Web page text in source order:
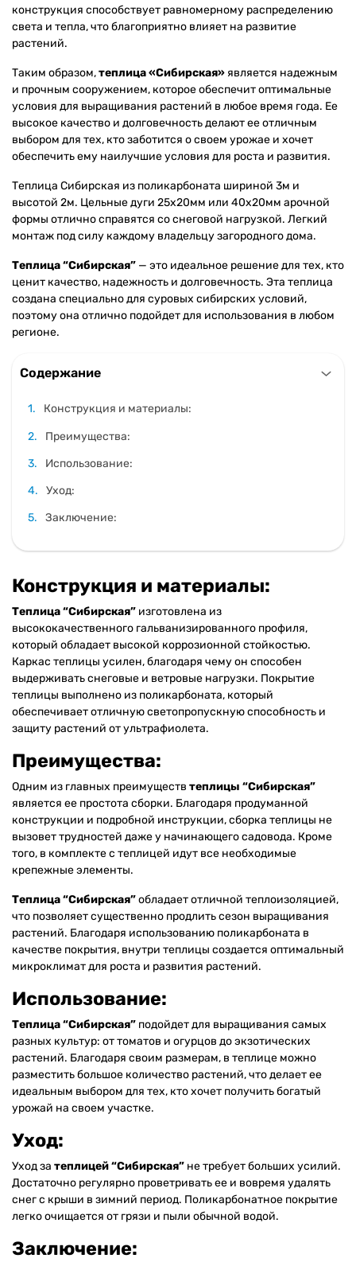
конструкция способствует равномерному распределению
света и тепла, что благоприятно влияет на развитие
растений.
Таким образом,теплица «Сибирская» является надежным
и прочным сооружением, которое обеспечит оптимальные
условия для выращивания растений в любое время года. Ее
высокое качество и долговечность делают ее отличным
выбором для тех, кто заботится о своем урожае и хочет
обеспечить ему наилучшие условия для роста и развития.
Теплица Сибирская из поликарбоната шириной 3м и
высотой 2м. Цельные дуги 25х20мм или 40х20мм арочной
формы отлично справятся со снеговой нагрузкой. Легкий
монтаж под силу каждому владельцу загородного дома.
Теплица “Сибирская” — это идеальное решение для тех, кто
ценит качество, надежность и долговечность. Эта теплица
создана специально для суровых сибирских условий,
поэтому она отлично подойдет для использования в любом
регионе.
Содержание
Конструкция и материалы:
Преимущества:
Использование:
Уход:
Заключение:
Конструкция и материалы:
Теплица “Сибирская” изготовлена из
высококачественного гальванизированного профиля,
который обладает высокой коррозионной стойкостью.
Каркас теплицы усилен, благодаря чему он способен
выдерживать снеговые и ветровые нагрузки. Покрытие
теплицы выполнено из поликарбоната, который
обеспечивает отличную светопропускную способность и
защиту растений от ультрафиолета.
Преимущества:
Одним из главных преимуществ теплицы “Сибирская”
является ее простота сборки. Благодаря продуманной
конструкции и подробной инструкции, сборка теплицы не
вызовет трудностей даже у начинающего садовода. Кроме
того, в комплекте с теплицей идут все необходимые
крепежные элементы.
Теплица “Сибирская”обладает отличной теплоизоляцией,
что позволяет существенно продлить сезон выращивания
растений. Благодаря использованию поликарбоната в
качестве покрытия, внутри теплицы создается оптимальный
микроклимат для роста и развития растений.
Использование:
Теплица “Сибирская” подойдет для выращивания самых
разных культур: от томатов и огурцов до экзотических
растений. Благодаря своим размерам, в теплице можно
разместить большое количество растений, что делает ее
идеальным выбором для тех, кто хочет получить богатый
урожай на своем участке.
Уход:
Уход за теплицей “Сибирская” не требует больших усилий.
Достаточно регулярно проветривать ее и вовремя удалять
снег с крыши в зимний период. Поликарбонатное покрытие
легко очищается от грязи и пыли обычной водой.
Заключение: